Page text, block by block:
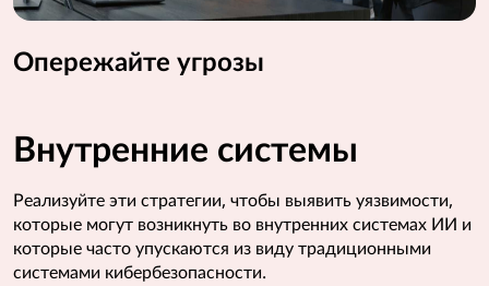
Опережайте угрозы
Внутренние системы
Реализуйте эти стратегии, чтобы выявить уязвимости,
которые могут возникнуть во внутренних системах ИИ и
которые часто упускаются из виду традиционными
системами кибербезопасности.